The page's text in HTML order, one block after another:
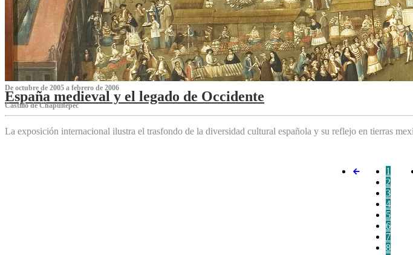
De octubre de 2005 a febrero de 2006
España medieval y el legado de Occidente
Castillo de Chapultepec
La exposición internacional ilustra el trasfondo de la diversidad cultural española y su reflejo en tierras
1
2
3
4
5
6
7
8